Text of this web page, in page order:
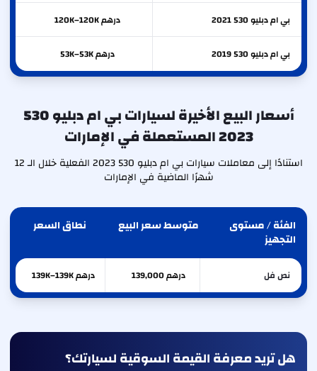
بي ام دبليو530
2021 درهم 120K–120K
بي ام دبليو530
2019 درهم 53K–53K
أسعار البيع الأخيرة لسيارات بي ام دبليو 530
2023 المستعملة في الإمارات
استنادًا إلى معاملات سيارات بي ام دبليو 530 2023 الفعلية خلال الـ 12
شهرًا الماضية في الإمارات
الفئة / مستوى
التجهيز
متوسط سعر البيع نطاق السعر
نص فل درهم 139,000 درهم 139K–139K
هل تريد معرفة القيمة السوقية لسيارتك؟